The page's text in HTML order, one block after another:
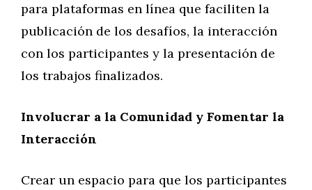
para plataformas en línea que faciliten la
publicación de los desafíos, la interacción
con los participantes y la presentación de
los trabajos finalizados.
Involucrar a la Comunidad y Fomentar la
Interacción
Crear un espacio para que los participantes